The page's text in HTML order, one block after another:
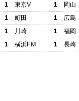
1
東京V 1
岡山
1
町田 1
広島
1
川崎 1
福岡
1
横浜FM 1 長崎